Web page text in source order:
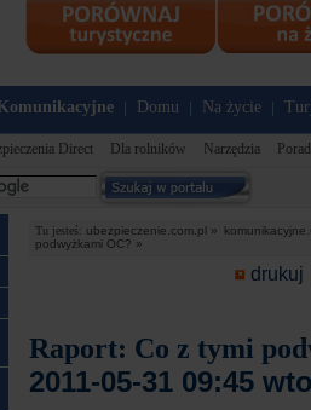
Komunikacyjne Domu Na życie
Direct Dla rolników Narzędzia
Tu jesteś: ubezpieczenie.com.pl »
podwyżkami OC? »
drukuj
Raport: Co z tymi
2011-05-31 09:45